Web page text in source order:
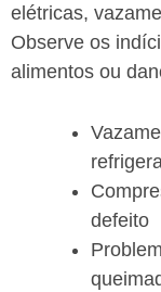
elétricas,
Observe os
alimentos ou
defeito